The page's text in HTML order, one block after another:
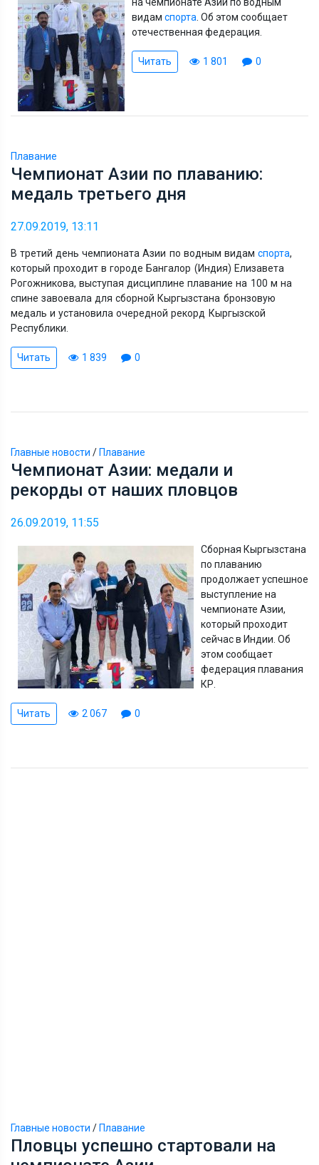
видам спорта . Об этом сообщает
отечественная федерация.
Читать 1 801 0
Плавание
Чемпионат Азии по плаванию:
медаль третьего дня
27.09.2019, 13:11
В третий день чемпионата Азии по водным видам спорта,
который проходит в городе Бангалор (Индия) Елизавета
Рогожникова, выступая дисциплине плавание на 100 м на
спине завоевала для сборной Кыргызстана бронзовую
медаль и установила очередной рекорд Кыргызской
Республики.
Читать 1 839 0
Главные новости / Плавание
Чемпионат Азии: медали и
рекорды от наших пловцов
26.09.2019, 11:55
Сборная Кыргызстана
по плаванию
продолжает успешное
выступление на
чемпионате Азии,
который проходит
сейчас в Индии. Об
этом сообщает
федерация плавания
КР.
Читать 2 067 0
Главные новости / Плавание
Пловцы успешно стартовали на